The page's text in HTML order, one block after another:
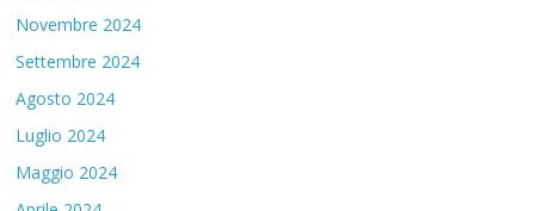
Novembre 2024
Settembre 2024
Agosto 2024
Luglio 2024
Maggio 2024